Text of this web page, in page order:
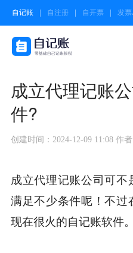
自记账 自注册 自开票 发
成立代理记账
件?
创建时间：2024-12-09 11:08 作
成立代理记账公司可
满足不少条件呢！不过
现在很火的自记账软件。